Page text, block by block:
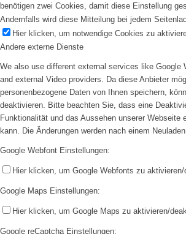
benötigen zwei Cookies, damit diese Einstellung
Andernfalls wird diese Mitteilung bei jedem
Hier klicken, um notwendige Cookies zu
Andere externe Dienste
We also use different external services like Google
and external Video providers. Da diese Anbieter
personenbezogene Daten von Ihnen speichern,
deaktivieren. Bitte beachten Sie, dass eine
Funktionalität und das Aussehen unserer Webseite
kann. Die Änderungen werden nach einem
Google Webfont Einstellungen:
Hier klicken, um Google Webfonts zu aktivieren/
Google Maps Einstellungen:
Hier klicken, um Google Maps zu aktivieren/
Google reCaptcha Einstellungen: